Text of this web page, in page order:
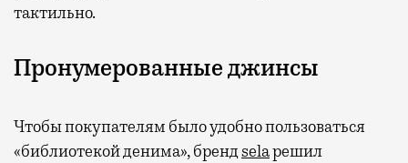
тактильно.
Пронумерованные джинсы
Чтобы покупателям было удобно пользоваться
«библиотекой денима», брендselaрешил